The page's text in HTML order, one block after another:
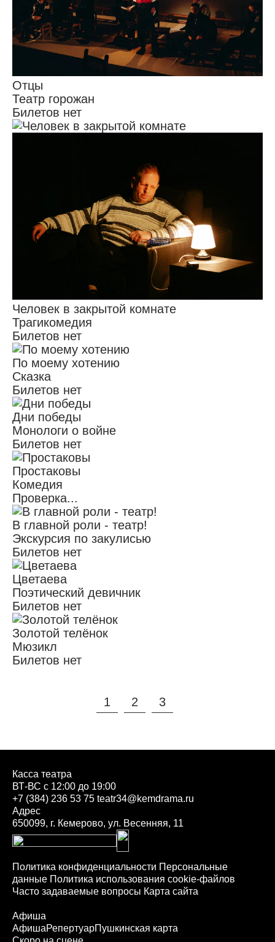
Отцы
Театр горожан
Билетов нет
Человек в закрытой комнате
Трагикомедия
Билетов нет
По моему хотению
Сказка
Билетов нет
Дни победы
Монологи о войне
Билетов нет
Простаковы
Комедия
Проверка...
В главной роли - театр!
Экскурсия по закулисью
Билетов нет
Цветаева
Поэтический девичник
Билетов нет
Золотой телёнок
Мюзикл
Билетов нет
1 2 3
Касса театра
ВТ-ВС с 12:00 до 19:00
+7 (384) 236 53 75 teatr34@kemdrama.ru
Адрес
650099, г. Кемерово, ул. Весенняя, 11
Политика конфиденциальности Персональные
данные Политика использования cookie-файлов
Часто задаваемые вопросы Карта сайта
Афиша
АфишаРепертуарПушкинская карта